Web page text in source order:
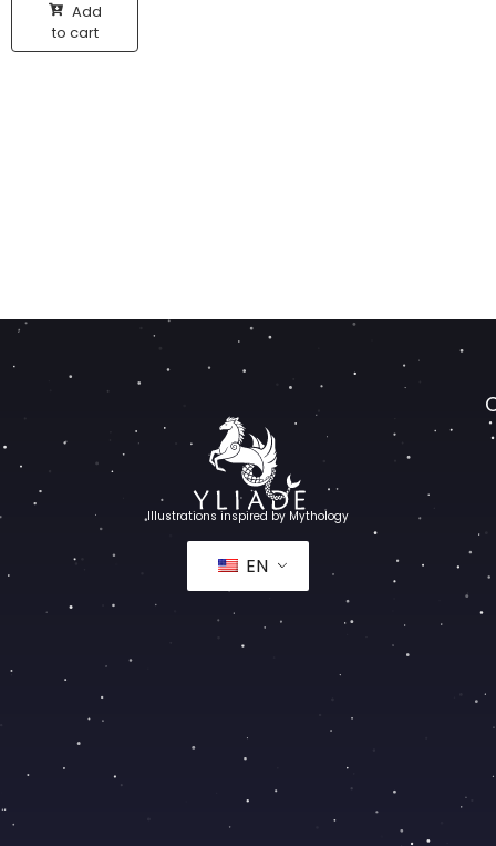
Add
to cart
EN
Illustrations inspired by Mythology